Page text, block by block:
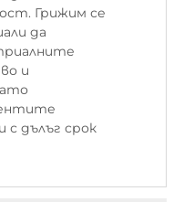
Грижим се
да
и
с дълъг срок